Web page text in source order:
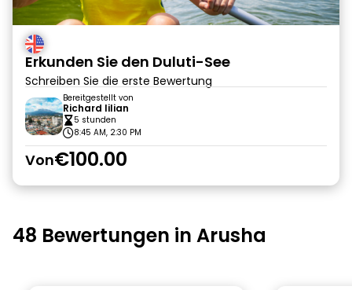
Erkunden Sie den Duluti-See
Schreiben Sie die erste Bewertung
Bereitgestellt von
Richard lilian
5 stunden
8:45 AM, 2:30 PM
Von€100.00
48 Bewertungen in Arusha